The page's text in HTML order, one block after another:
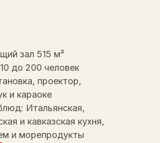
зал 515 м²
до 200 человек
проектор,
и караоке
Итальянская,
и кавказская кухня,
и морепродукты